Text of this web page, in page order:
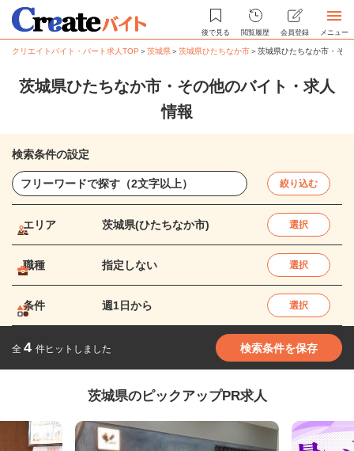
後で見る 閲覧履歴 会員登録 メニュー
クリエイトバイト・パート求人TOP ＞茨城県＞茨城県ひたちなか市＞茨城県ひたちなか市・そ
茨城県ひたちなか市・その他のバイト・求人
情報
検索条件の設定
絞り込む
エリア 茨城県(ひたちなか市) 選択
職種 指定しない 選択
条件 週1日から 選択
全 4 件ヒットしました 検索条件を保存
茨城県のピックアップPR求人